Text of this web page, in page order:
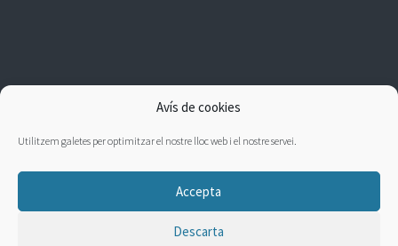
Avís de cookies
Utilitzem galetes per optimitzar el nostre lloc web i el nostre servei.
Accepta
Descarta